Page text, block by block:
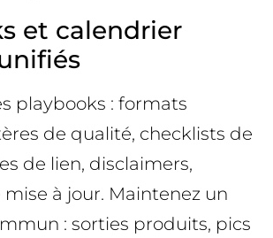
et calendrier
playbooks : formats
de qualité, checklists de
de lien, disclaimers,
à jour. Maintenez un
: sorties produits, pics